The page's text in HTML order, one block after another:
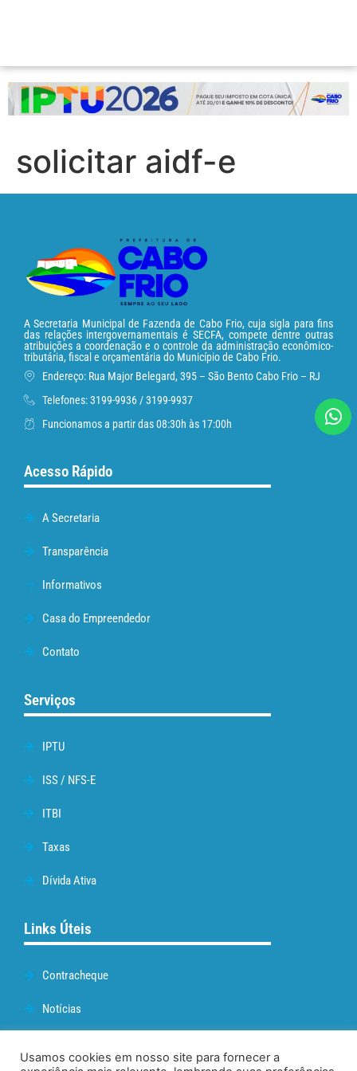
solicitar aidf-e
A Secretaria Municipal de Fazenda de Cabo Frio, cuja sigla para fins
das relações intergovernamentais é SECFA, compete dentre outras
atribuições a coordenação e o controle da administração econômico-
tributária, fiscal e orçamentária do Município de Cabo Frio.
Endereço: Rua Major Belegard, 395 – São Bento Cabo Frio – RJ
Telefones: 3199-9936 / 3199-9937
Funcionamos a partir das 08:30h às 17:00h
Acesso Rápido
A Secretaria
Transparência
Informativos
Casa do Empreendedor
Contato
Serviços
IPTU
ISS / NFS-E
ITBI
Taxas
Dívida Ativa
Links Úteis
Contracheque
Notícias
Usamos cookies em nosso site para fornecer a